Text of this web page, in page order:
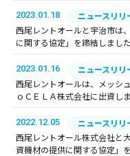
2023.01.18
ニュースリリ
西尾レントオールと宇治市は
に関する協定」を締結しました
2023.01.16
ニュースリリ
西尾レントオールは、メッシ
ｏＣＥＬＡ株式会社に出資し
2022.12.05
ニュースリリ
西尾レントオール株式会社と
資機材の提供に関する協定」